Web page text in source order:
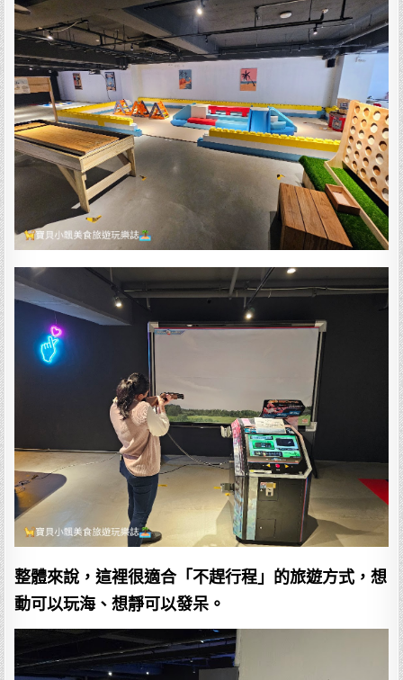
整體來說，這裡很適合「不趕行程」的旅遊方式，想
動可以玩海、想靜可以發呆。